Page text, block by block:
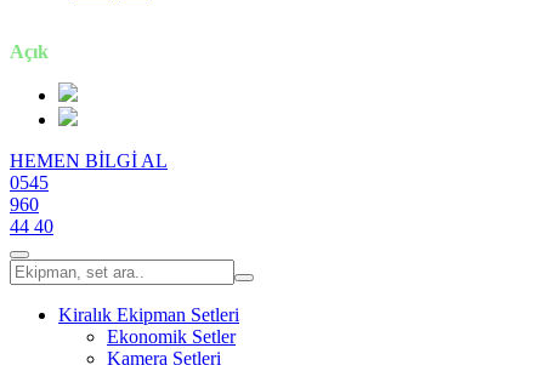
Açık
HEMEN BİLGİ AL
0545
960
44 40
Kiralık Ekipman Setleri
Ekonomik Setler
Kamera Setleri